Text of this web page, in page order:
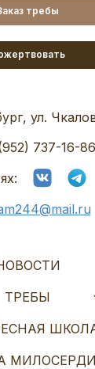
требы
ул.
737-16-86
ТРЕБЫ